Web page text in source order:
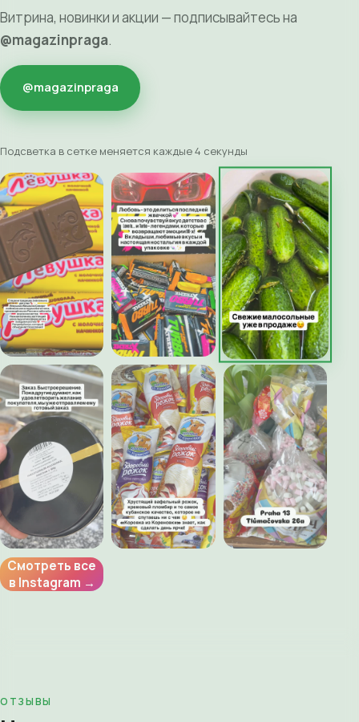
Витрина, новинки и акции — подписывайтесь на
@magazinpraga.
@magazinpraga
Подсветка в сетке меняется каждые 4 секунды
Смотреть все
в Instagram →
ОТЗЫВЫ